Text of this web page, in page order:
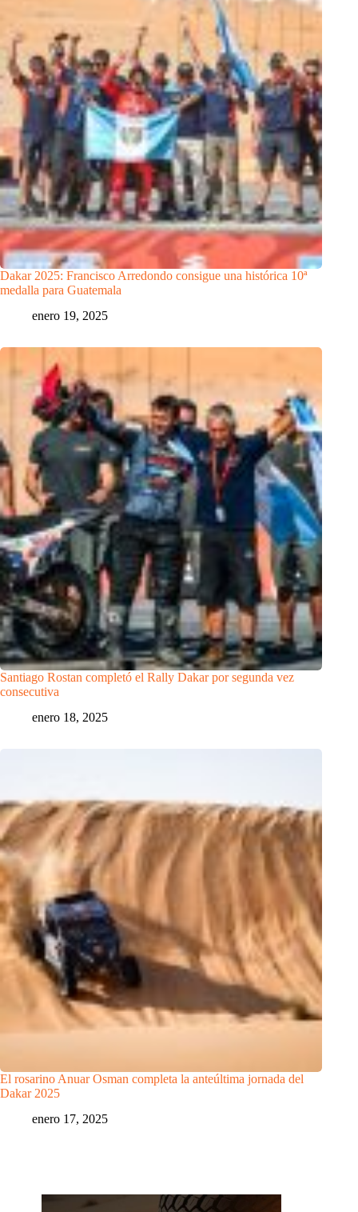
Dakar 2025: Francisco Arredondo consigue una histórica 10ª
medalla para Guatemala
enero 19, 2025
Santiago Rostan completó el Rally Dakar por segunda vez
consecutiva
enero 18, 2025
El rosarino Anuar Osman completa la anteúltima jornada del
Dakar 2025
enero 17, 2025